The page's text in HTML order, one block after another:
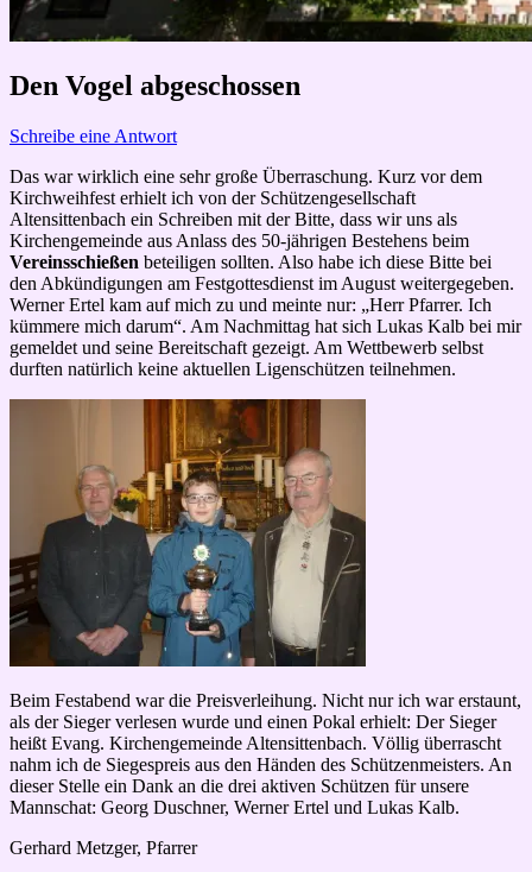
Den Vogel abgeschossen
Schreibe eine Antwort
Das war wirklich eine sehr große Überraschung. Kurz vor dem
Kirchweihfest erhielt ich von der Schützengesellschaft
Altensittenbach ein Schreiben mit der Bitte, dass wir uns als
Kirchengemeinde aus Anlass des 50-jährigen Bestehens beim
Vereinsschießen beteiligen sollten. Also habe ich diese Bitte bei
den Abkündigungen am Festgottesdienst im August weitergegeben.
Werner Ertel kam auf mich zu und meinte nur: „Herr Pfarrer. Ich
kümmere mich darum“. Am Nachmittag hat sich Lukas Kalb bei mir
gemeldet und seine Bereitschaft gezeigt. Am Wettbewerb selbst
durften natürlich keine aktuellen Ligenschützen teilnehmen.
Beim Festabend war die Preisverleihung. Nicht nur ich war erstaunt,
als der Sieger verlesen wurde und einen Pokal erhielt: Der Sieger
heißt Evang. Kirchengemeinde Altensittenbach. Völlig überrascht
nahm ich de Siegespreis aus den Händen des Schützenmeisters. An
dieser Stelle ein Dank an die drei aktiven Schützen für unsere
Mannschat: Georg Duschner, Werner Ertel und Lukas Kalb.
Gerhard Metzger, Pfarrer